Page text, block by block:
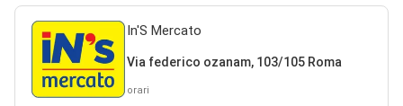
In'S Mercato
Via federico ozanam, 103/105 Roma
orari